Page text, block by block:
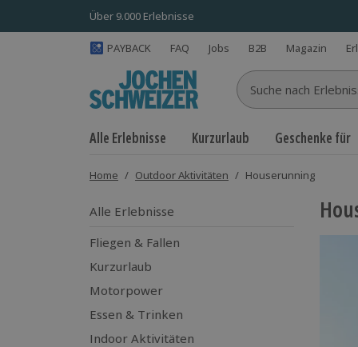
Über 9.000 Erlebnisse
PAYBACK FAQ Jobs B2B Magazin
Suche nach
Alle Erlebnisse Kurzurlaub Geschenke für
Home / Outdoor Aktivitäten / Houserunning
Alle Erlebnisse
Fliegen & Fallen
Kurzurlaub
Motorpower
Essen & Trinken
Indoor Aktivitäten